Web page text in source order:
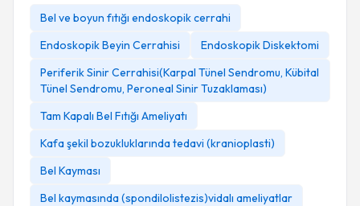
Bel ve boyun fıtığı endoskopik cerrahi
Endoskopik Beyin Cerrahisi
Endoskopik Diskektomi
Periferik Sinir Cerrahisi(Karpal Tünel Sendromu, Kübital
Tünel Sendromu, Peroneal Sinir Tuzaklaması)
Tam Kapalı Bel Fıtığı Ameliyatı
Kafa şekil bozukluklarında tedavi (kranioplasti)
Bel Kayması
Bel kaymasında (spondilolistezis)vidalı ameliyatlar